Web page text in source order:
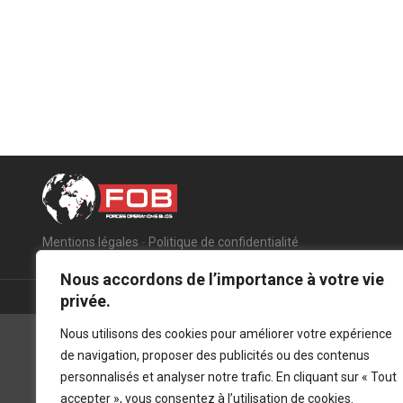
Nous accordons de l’importance à votre vie
privée.
Nous utilisons des cookies pour améliorer votre expérience
de navigation, proposer des publicités ou des contenus
personnalisés et analyser notre trafic. En cliquant sur « Tout
accepter », vous consentez à l’utilisation de cookies.
Mentions légales - Politique de confidentialité